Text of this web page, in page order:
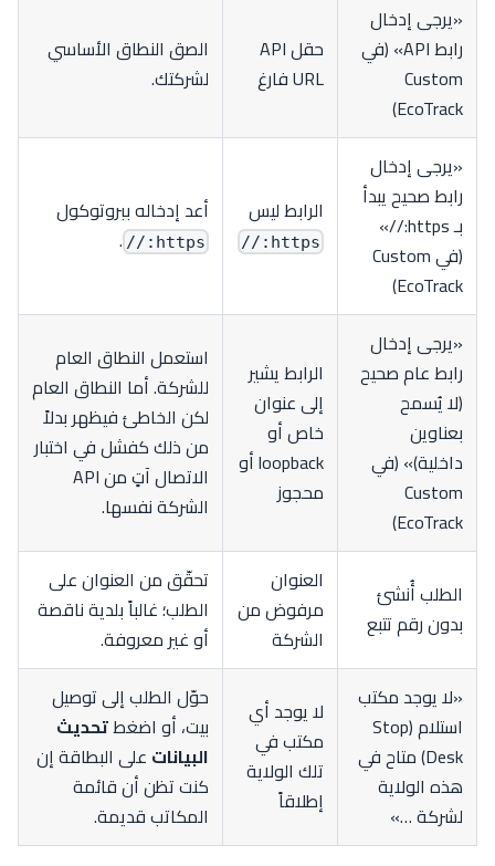
«يرجى إدخال
رابط API» (في
Custom
EcoTrack)
حقل API
URL فارغ
الصق النطاق الأساسي
لشركتك.
«يرجى إدخال
رابط صحيح يبدأ
بـ https://»
(في Custom
EcoTrack)
الرابط ليس
https://
أعد إدخاله ببروتوكول
https://
.
«يرجى إدخال
رابط عام صحيح
(لا يُسمح
بعناوين
داخلية)» (في
Custom
EcoTrack)
الرابط يشير
إلى عنوان
خاص أو
loopback أو
محجوز
استعمل النطاق العام
للشركة. أما النطاق العام
لكن الخاطئ فيظهر بدلاً
من ذلك كفشل في اختبار
الاتصال آتٍ من API
الشركة نفسها.
الطلب أُنشئ
بدون رقم تتبع
العنوان
مرفوض من
الشركة
تحقّق من العنوان على
الطلب؛ غالباً بلدية ناقصة
أو غير معروفة.
«لا يوجد مكتب
استلام (Stop
Desk) متاح في
هذه الولاية
لشركة …»
لا يوجد أي
مكتب في
تلك الولاية
إطلاقاً
حوّل الطلب إلى توصيل
بيت، أو اضغطتحديث
البيانات على البطاقة إن
كنت تظن أن قائمة
المكاتب قديمة.